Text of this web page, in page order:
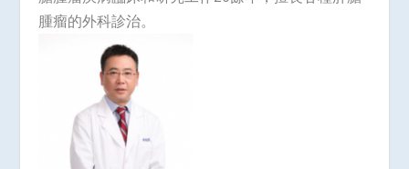
腫瘤的外科診治。